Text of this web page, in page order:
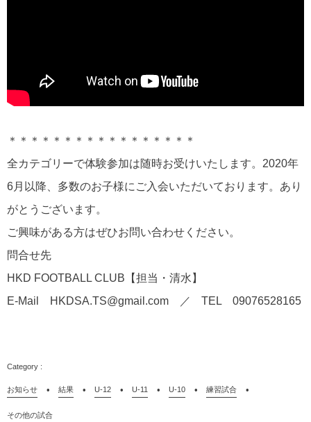
＊＊＊＊＊＊＊＊＊＊＊＊＊＊＊＊＊
全カテゴリーで体験参加は随時お受けいたします。2020年
6月以降、多数のお子様にご入会いただいております。あり
がとうございます。
ご興味がある方はぜひお問い合わせください。
問合せ先
HKD FOOTBALL CLUB【担当・清水】
E-Mail HKDSA.TS@gmail.com ／ TEL 09076528165
お知らせ 結果 U-12 U-11 U-10 練習試合
その他の試合